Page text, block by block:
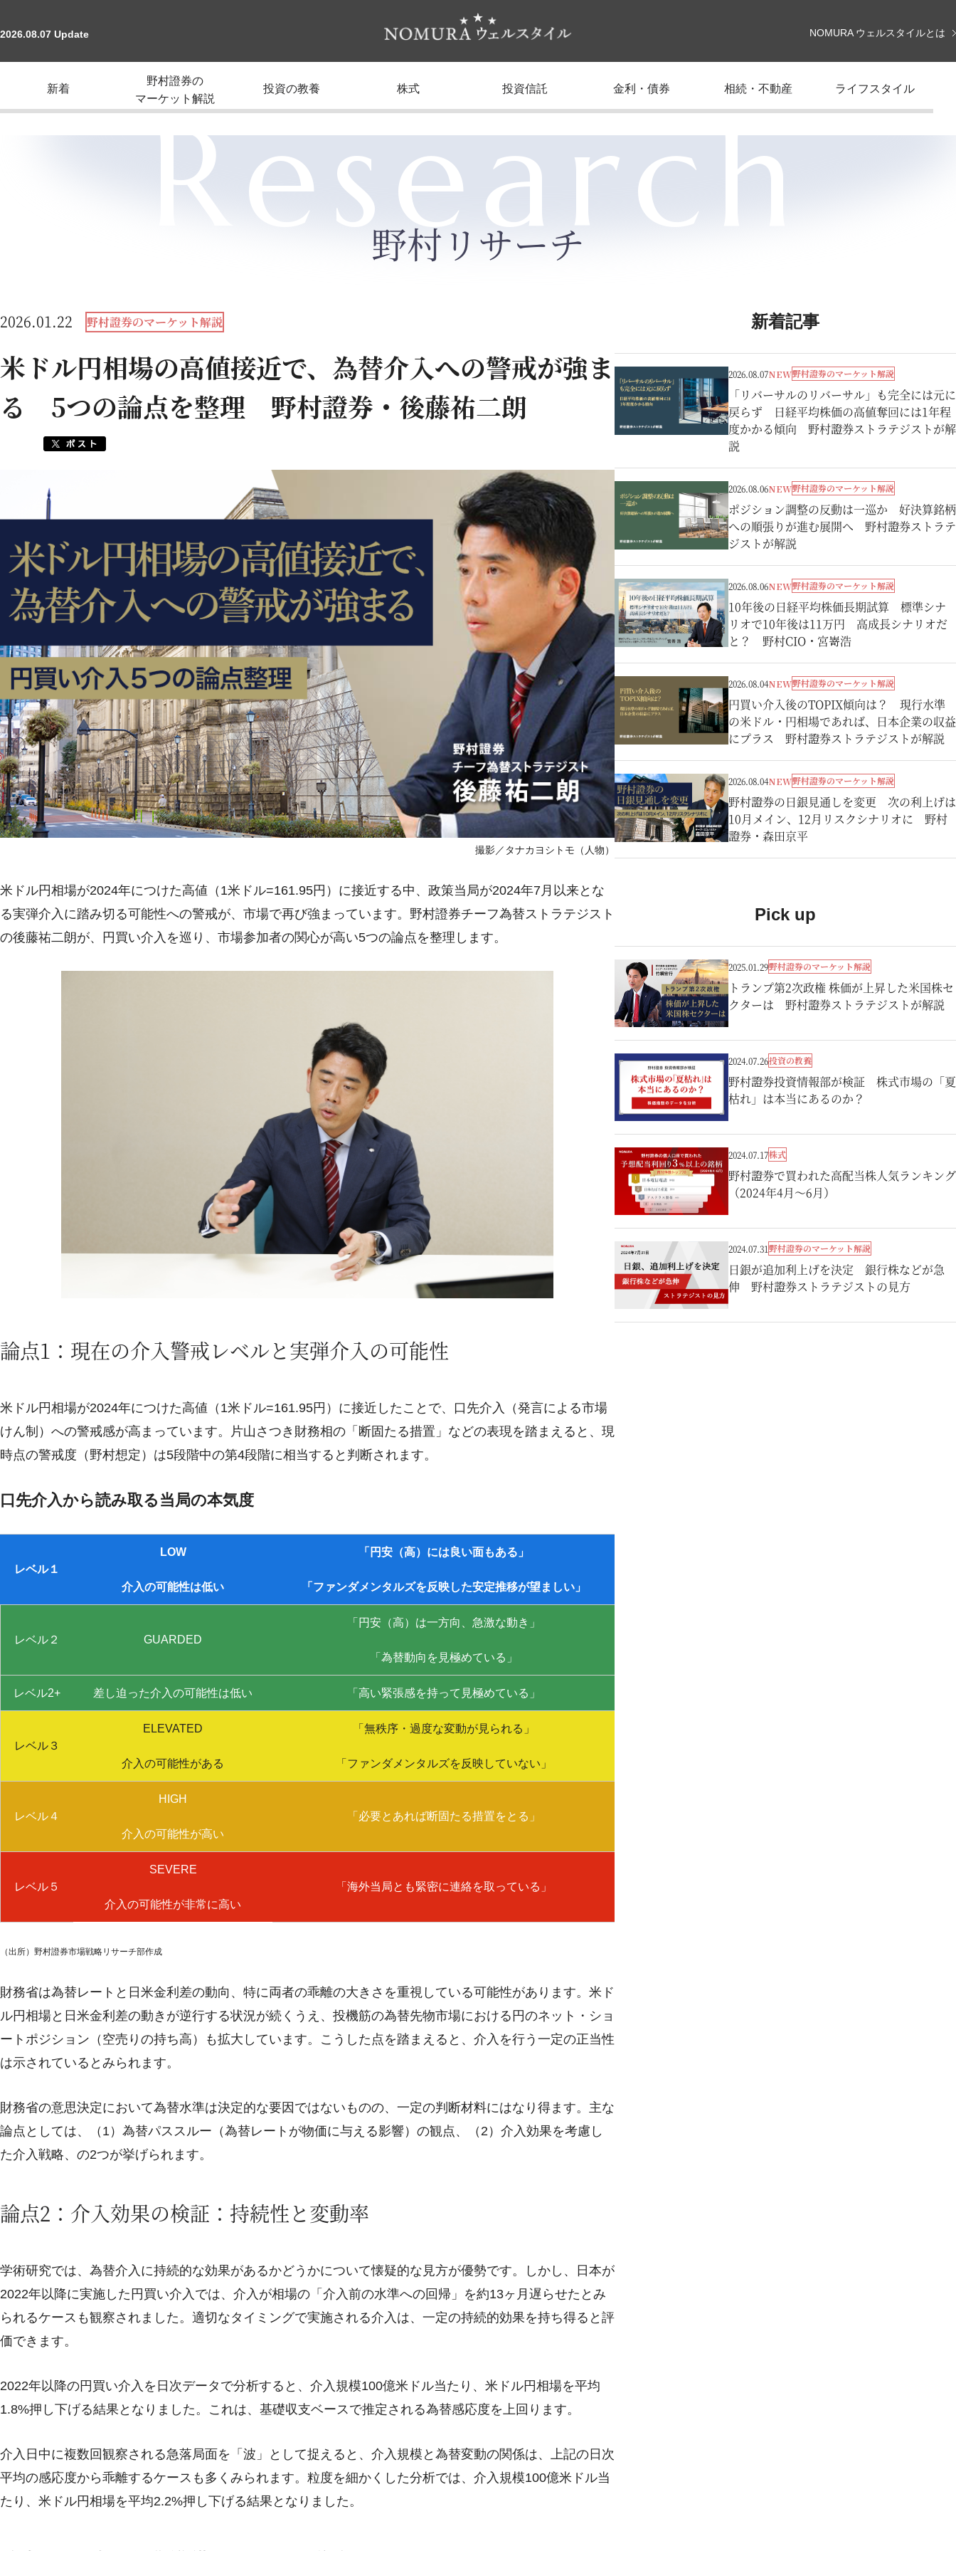
2026.08.07 Update NOMURA ウェルスタイルとは
新着
野村證券の
マーケット解説
投資の教養 株式 投資信託 金利・債券 相続・不動産 ライフスタイル
Research
野村リサーチ
2026.01.22 野村證券のマーケット解説
米ドル円相場の高値接近で、為替介入への警戒が強ま
る 5つの論点を整理 野村證券・後藤祐二朗
撮影／タナカヨシトモ（人物）
米ドル円相場が2024年につけた高値（1米ドル=161.95円）に接近する中、政策当局が2024年7月以来とな
る実弾介入に踏み切る可能性への警戒が、市場で再び強まっています。野村證券チーフ為替ストラテジスト
の後藤祐二朗が、円買い介入を巡り、市場参加者の関心が高い5つの論点を整理します。
論点1：現在の介入警戒レベルと実弾介入の可能性
米ドル円相場が2024年につけた高値（1米ドル=161.95円）に接近したことで、口先介入（発言による市場
けん制）への警戒感が高まっています。片山さつき財務相の「断固たる措置」などの表現を踏まえると、現
時点の警戒度（野村想定）は5段階中の第4段階に相当すると判断されます。
口先介入から読み取る当局の本気度
レベル１
LOW 「円安（高）には良い面もある」
介入の可能性は低い 「ファンダメンタルズを反映した安定推移が望ましい」
レベル２ GUARDED
「円安（高）は一方向、急激な動き」
「為替動向を見極めている」
レベル2+ 差し迫った介入の可能性は低い 「高い緊張感を持って見極めている」
レベル３
ELEVATED 「無秩序・過度な変動が見られる」
介入の可能性がある 「ファンダメンタルズを反映していない」
レベル４
HIGH
「必要とあれば断固たる措置をとる」
介入の可能性が高い
レベル５
SEVERE
「海外当局とも緊密に連絡を取っている」
介入の可能性が非常に高い
（出所）野村證券市場戦略リサーチ部作成
財務省は為替レートと日米金利差の動向、特に両者の乖離の大きさを重視している可能性があります。米ド
ル円相場と日米金利差の動きが逆行する状況が続くうえ、投機筋の為替先物市場における円のネット・ショ
ートポジション（空売りの持ち高）も拡大しています。こうした点を踏まえると、介入を行う一定の正当性
は示されているとみられます。
財務省の意思決定において為替水準は決定的な要因ではないものの、一定の判断材料にはなり得ます。主な
論点としては、（1）為替パススルー（為替レートが物価に与える影響）の観点、（2）介入効果を考慮し
た介入戦略、の2つが挙げられます。
論点2：介入効果の検証：持続性と変動率
学術研究では、為替介入に持続的な効果があるかどうかについて懐疑的な見方が優勢です。しかし、日本が
2022年以降に実施した円買い介入では、介入が相場の「介入前の水準への回帰」を約13ヶ月遅らせたとみ
られるケースも観察されました。適切なタイミングで実施される介入は、一定の持続的効果を持ち得ると評
価できます。
2022年以降の円買い介入を日次データで分析すると、介入規模100億米ドル当たり、米ドル円相場を平均
1.8%押し下げる結果となりました。これは、基礎収支ベースで推定される為替感応度を上回ります。
介入日中に複数回観察される急落局面を「波」として捉えると、介入規模と為替変動の関係は、上記の日次
平均の感応度から乖離するケースも多くみられます。粒度を細かくした分析では、介入規模100億米ドル当
たり、米ドル円相場を平均2.2%押し下げる結果となりました。
新着記事
2026.08.07NEW野村證券のマーケット解説
「リバーサルのリバーサル」も完全には元に
戻らず 日経平均株価の高値奪回には1年程
度かかる傾向 野村證券ストラテジストが解
説
2026.08.06NEW野村證券のマーケット解説
ポジション調整の反動は一巡か 好決算銘柄
への順張りが進む展開へ 野村證券ストラテ
ジストが解説
2026.08.06NEW野村證券のマーケット解説
10年後の日経平均株価長期試算 標準シナ
リオで10年後は11万円 高成長シナリオだ
と？ 野村CIO・宮嵜浩
2026.08.04NEW野村證券のマーケット解説
円買い介入後のTOPIX傾向は？ 現行水準
の米ドル・円相場であれば、日本企業の収益
にプラス 野村證券ストラテジストが解説
2026.08.04NEW野村證券のマーケット解説
野村證券の日銀見通しを変更 次の利上げは
10月メイン、12月リスクシナリオに 野村
證券・森田京平
Pick up
2025.01.29野村證券のマーケット解説
トランプ第2次政権 株価が上昇した米国株セ
クターは 野村證券ストラテジストが解説
2024.07.26投資の教養
野村證券投資情報部が検証 株式市場の「夏
枯れ」は本当にあるのか？
2024.07.17株式
野村證券で買われた高配当株人気ランキング
（2024年4月～6月）
2024.07.31野村證券のマーケット解説
日銀が追加利上げを決定 銀行株などが急
伸 野村證券ストラテジストの見方